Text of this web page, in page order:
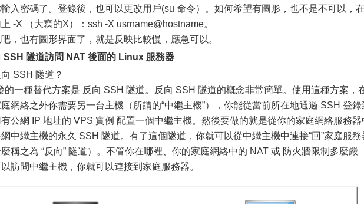
入密碼了。登錄後，也可以更改用戶(su 命令）。如何希望有圖形，也不是不可以，
-X （大寫的X）：ssh -X usrname@hostname。
，也有圖形界面了，就是反映比較慢，應急可以。
SSH 隧道訪問 NAT 後面的 Linux 服務器
SSH 隧道？
的一種替代方案是 反向 SSH 隧道。反向 SSH 隧道的概念非常簡單。使用這種方案，
網絡之外你需要另一台主機（所謂的“中繼主機”），你能從當前所在地通過 SSH 登錄
公網 IP 地址的 VPS 實例 配置一個中繼主機。然後要做的就是從你的家庭網絡服務器
中繼主機的永久 SSH 隧道。有了這個隧道，你就可以從中繼主機中連接“回”家庭服務
麼稱之為 “反向” 隧道）。不管你在哪裡、你的家庭網絡中的 NAT 或 防火牆限制多麼嚴
訪問中繼主機，你就可以連接到家庭服務器。